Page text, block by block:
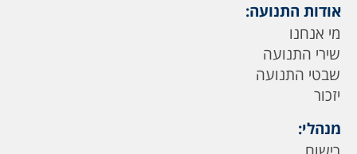
אודות התנועה:
מי אנחנו
שירי התנועה
שבטי התנועה
יזכור
מנהלי: